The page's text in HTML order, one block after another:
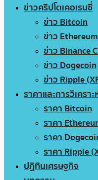
ข่าวคริปโตเคอเรนซี่
ข่าว Bitcoin
ข่าว Ethereum
ข่าว Binance
ข่าว Dogecoin
ข่าว Ripple
ราคาและการวิเคราะ
ราคา Bitcoin
ราคา
ราคา
ราคา Ripple
ปฏิทินเศรษฐกิจ